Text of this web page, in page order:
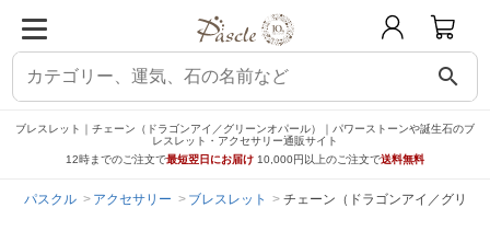
search
ブレスレット｜チェーン（ドラゴンアイ／グリーンオパール）｜パワーストーンや誕生石のブ
レスレット・アクセサリー通販サイト
12時までのご注文で最短翌日にお届け 10,000円以上のご注文で送料無料
パスクル アクセサリー ブレスレット チェーン（ドラゴンアイ／グリー